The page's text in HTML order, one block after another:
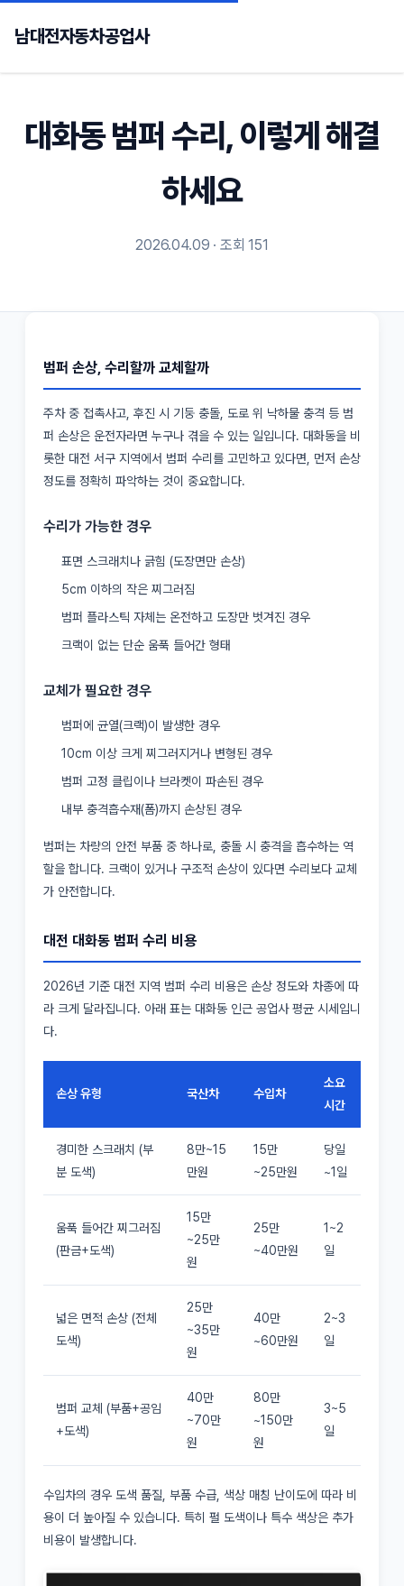
남대전자동차공업사
대화동 범퍼 수리, 이렇게 해결
하세요
2026.04.09 · 조회 151
범퍼 손상, 수리할까 교체할까
주차 중 접촉사고, 후진 시 기둥 충돌, 도로 위 낙하물 충격 등 범
퍼 손상은 운전자라면 누구나 겪을 수 있는 일입니다. 대화동을 비
롯한 대전 서구 지역에서 범퍼 수리를 고민하고 있다면, 먼저 손상
정도를 정확히 파악하는 것이 중요합니다.
수리가 가능한 경우
표면 스크래치나 긁힘 (도장면만 손상)
5cm 이하의 작은 찌그러짐
범퍼 플라스틱 자체는 온전하고 도장만 벗겨진 경우
크랙이 없는 단순 움푹 들어간 형태
교체가 필요한 경우
범퍼에 균열(크랙)이 발생한 경우
10cm 이상 크게 찌그러지거나 변형된 경우
범퍼 고정 클립이나 브라켓이 파손된 경우
내부 충격흡수재(폼)까지 손상된 경우
범퍼는 차량의 안전 부품 중 하나로, 충돌 시 충격을 흡수하는 역
할을 합니다. 크랙이 있거나 구조적 손상이 있다면 수리보다 교체
가 안전합니다.
대전 대화동 범퍼 수리 비용
2026년 기준 대전 지역 범퍼 수리 비용은 손상 정도와 차종에 따
라 크게 달라집니다. 아래 표는 대화동 인근 공업사 평균 시세입니
다.
손상 유형 국산차 수입차
소요
시간
경미한 스크래치 (부
분 도색)
8만~15
만원
15만
~25만원
당일
~1일
움푹 들어간 찌그러짐
(판금+도색)
15만
~25만
원
25만
~40만원
1~2
일
넓은 면적 손상 (전체
도색)
25만
~35만
원
40만
~60만원
2~3
일
범퍼 교체 (부품+공임
+도색)
40만
~70만
원
80만
~150만
원
3~5
일
수입차의 경우 도색 품질, 부품 수급, 색상 매칭 난이도에 따라 비
용이 더 높아질 수 있습니다. 특히 펄 도색이나 특수 색상은 추가
비용이 발생합니다.